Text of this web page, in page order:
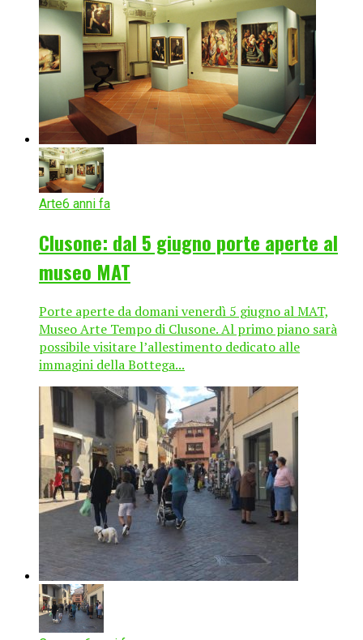
Arte6 anni fa
Clusone: dal 5 giugno porte aperte al
museo MAT
Porte aperte da domani venerdì 5 giugno al MAT,
Museo Arte Tempo di Clusone. Al primo piano sarà
possibile visitare l’allestimento dedicato alle
immagini della Bottega...